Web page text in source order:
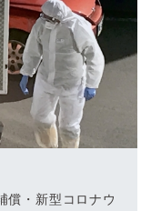
償・新型コロナウ